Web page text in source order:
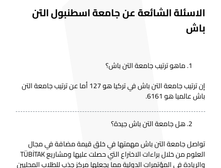
الاسئلة الشائعة عن جامعة اسطنبول التن
باش
ماهو ترتيب جامعة التن باش؟
إن ترتيب جامعة التن باش في تركيا هو 127 أما عن ترتيب جامعة التن
باش عالميا هو 6161.
هل جامعة التن باش جيدة؟
تواصل جامعة التن باش مهمتها في خلق قيمة مضافة في مجال
العلوم من خلال براءات الاختراع التي حصلت عليها ومشاريع TÜBİTAK
والريادة في المؤتمرات الدولية مما يجعلها مركز جذب للطلاب المحليين